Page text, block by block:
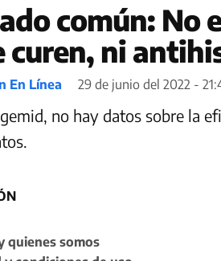
común: No
curen, ni
En Línea 29 de junio del 2022 -
no hay datos sobre la
quienes somos